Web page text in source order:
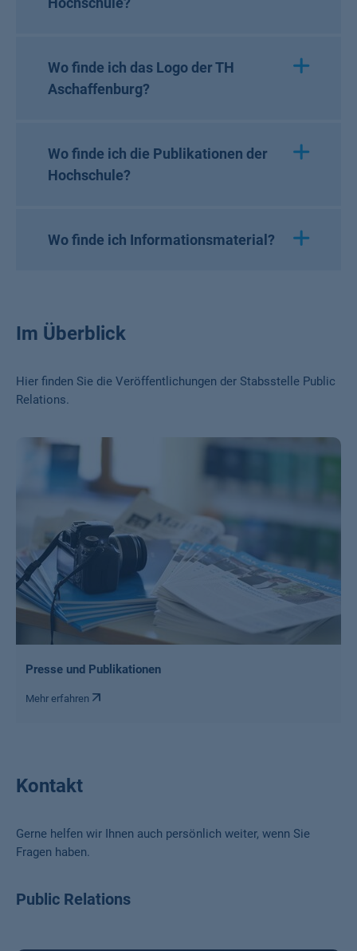
Wo finde ich das Logo der TH
Aschaffenburg?
Wo finde ich die Publikationen der
Hochschule?
Wo finde ich Informationsmaterial?
Im Überblick
Hier finden Sie die Veröffentlichungen der Stabsstelle Public
Relations.
Presse und Publikationen
Mehr erfahren
Kontakt
Gerne helfen wir Ihnen auch persönlich weiter, wenn Sie
Fragen haben.
Public Relations